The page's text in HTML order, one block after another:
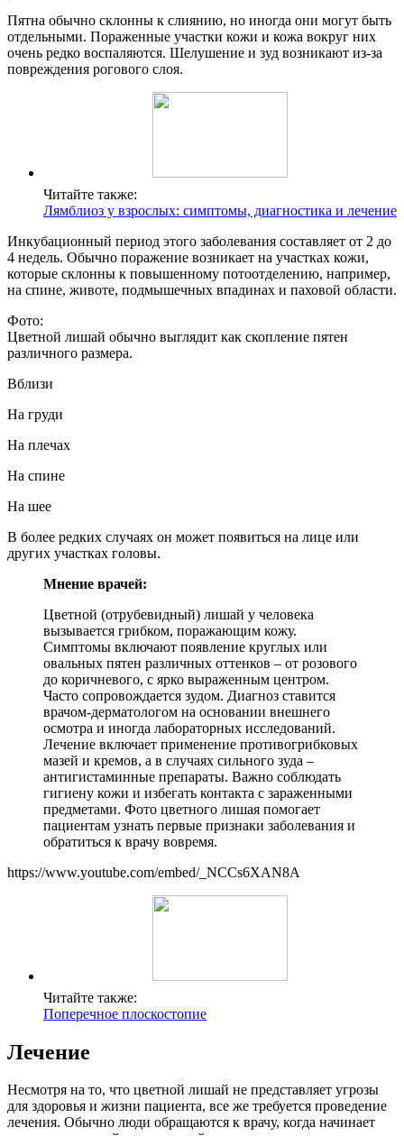
Пятна обычно склонны к слиянию, но иногда они могут быть
отдельными. Пораженные участки кожи и кожа вокруг них
очень редко воспаляются. Шелушение и зуд возникают из-за
повреждения рогового слоя.
Читайте также:
Лямблиоз у взрослых: симптомы, диагностика и лечение
Инкубационный период этого заболевания составляет от 2 до
4 недель. Обычно поражение возникает на участках кожи,
которые склонны к повышенному потоотделению, например,
на спине, животе, подмышечных впадинах и паховой области.
Фото:
Цветной лишай обычно выглядит как скопление пятен
различного размера.
Вблизи
На груди
На плечах
На спине
На шее
В более редких случаях он может появиться на лице или
других участках головы.
Мнение врачей:
Цветной (отрубевидный) лишай у человека
вызывается грибком, поражающим кожу.
Симптомы включают появление круглых или
овальных пятен различных оттенков – от розового
до коричневого, с ярко выраженным центром.
Часто сопровождается зудом. Диагноз ставится
врачом-дерматологом на основании внешнего
осмотра и иногда лабораторных исследований.
Лечение включает применение противогрибковых
мазей и кремов, а в случаях сильного зуда –
антигистаминные препараты. Важно соблюдать
гигиену кожи и избегать контакта с зараженными
предметами. Фото цветного лишая помогает
пациентам узнать первые признаки заболевания и
обратиться к врачу вовремя.
https://www.youtube.com/embed/_NCCs6XAN8A
Читайте также:
Поперечное плоскостопие
Лечение
Несмотря на то, что цветной лишай не представляет угрозы
для здоровья и жизни пациента, все же требуется проведение
лечения. Обычно люди обращаются к врачу, когда начинает